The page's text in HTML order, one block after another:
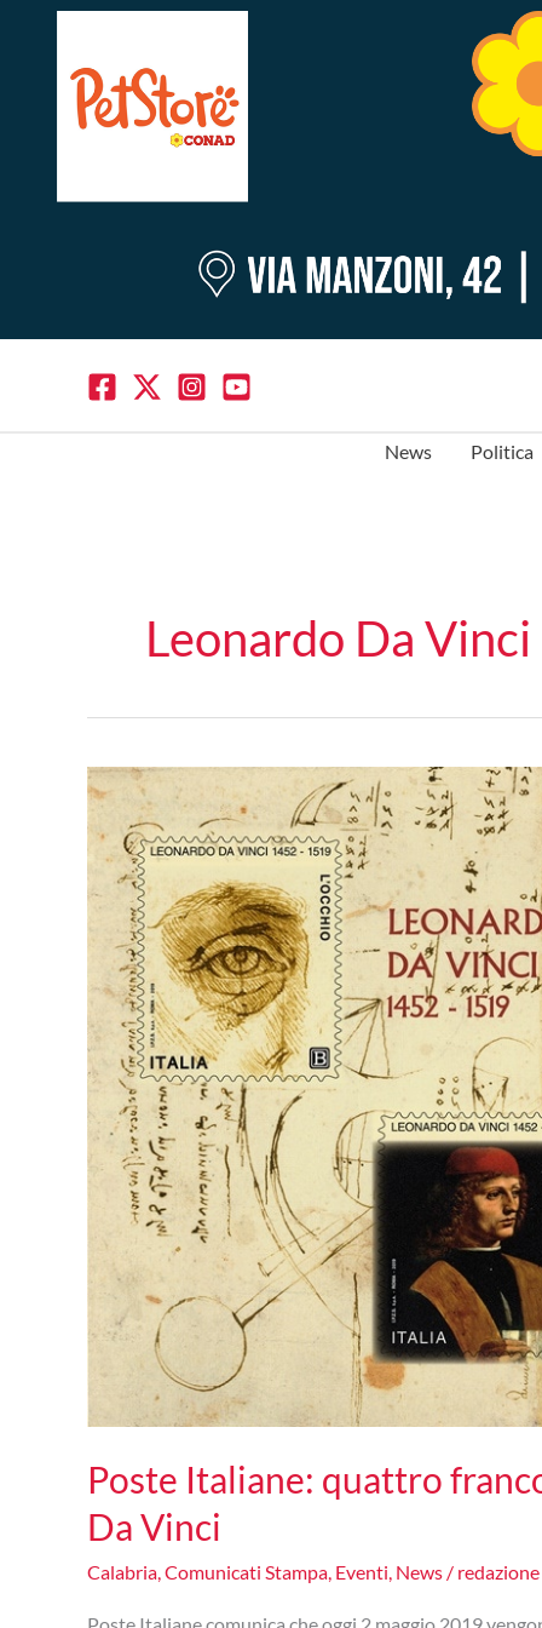
News Politica
Leonardo Da Vinci
Poste Italiane: quattro
Da Vinci
Calabria,Comunicati Stampa, Eventi, News / redazione